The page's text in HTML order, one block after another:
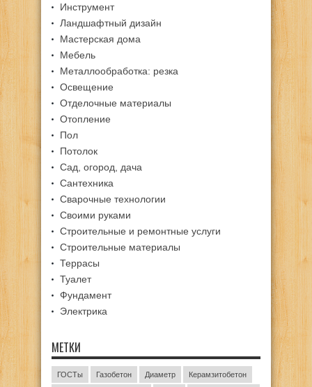
Инструмент
Ландшафтный дизайн
Мастерская дома
Мебель
Металлообработка: резка
Освещение
Отделочные материалы
Отопление
Пол
Потолок
Сад, огород, дача
Сантехника
Сварочные технологии
Своими руками
Строительные и ремонтные услуги
Строительные материалы
Террасы
Туалет
Фундамент
Электрика
МЕТКИ
ГОСТы Газобетон Диаметр Керамзитобетон